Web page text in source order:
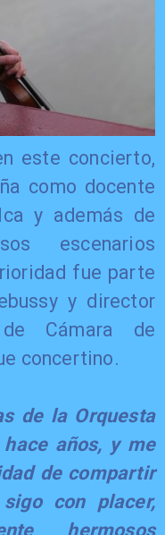
este concierto,
como docente
y además de
escenarios
fue parte
y director
Cámara de
concertino.
de la Orquesta
años, y me
de compartir
con placer,
hermosos